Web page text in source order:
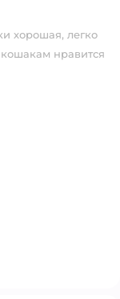
хорошая, легко
нравится